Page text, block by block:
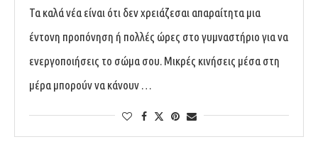
Τα καλά νέα είναι ότι δεν χρειάζεσαι απαραίτητα μια
έντονη προπόνηση ή πολλές ώρες στο γυμναστήριο για να
ενεργοποιήσεις το σώμα σου. Μικρές κινήσεις μέσα στη
μέρα μπορούν να κάνουν …